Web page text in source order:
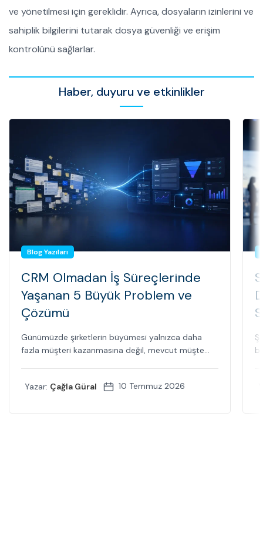
ve yönetilmesi için gereklidir. Ayrıca, dosyaların izinlerini ve
sahiplik bilgilerini tutarak dosya güvenliği ve erişim
kontrolünü sağlarlar.
Haber, duyuru ve etkinlikler
Blog Yazıları
CRM Olmadan İş Süreçlerinde
Yaşanan 5 Büyük Problem ve
Çözümü
Günümüzde şirketlerin büyümesi yalnızca daha
fazla müşteri kazanmasına değil, mevcut müşte...
Yazar: Çağla Güral 10 Temmuz 2026